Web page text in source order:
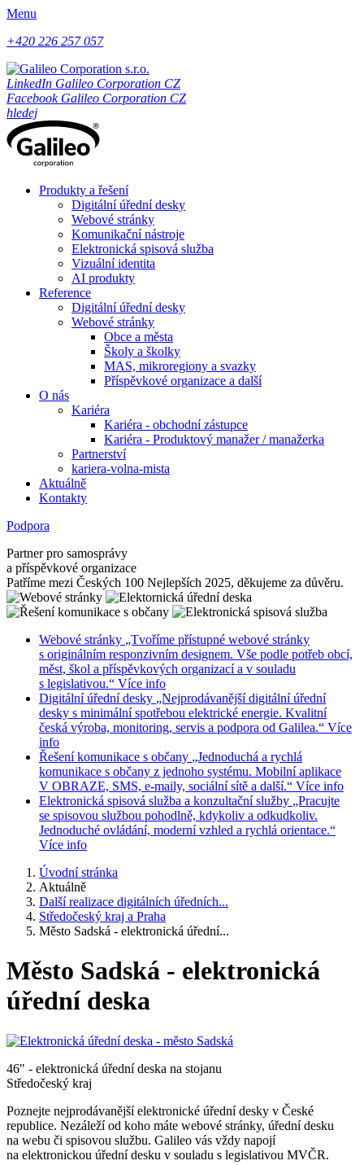
Menu
+420 226 257 057
LinkedIn Galileo Corporation CZ
Facebook Galileo Corporation CZ
hledej
Produkty a řešení
Digitální úřední desky
Webové stránky
Komunikační nástroje
Elektronická spisová služba
Vizuální identita
AI produkty
Reference
Digitální úřední desky
Webové stránky
Obce a města
Školy a školky
MAS, mikroregiony a svazky
Příspěvkové organizace a další
O nás
Kariéra
Kariéra - obchodní zástupce
Kariéra - Produktový manažer / manažerka
Partnerství
kariera-volna-mista
Aktuálně
Kontakty
Podpora
Partner pro samosprávy
a příspěvkové organizace
Patříme mezi Českých 100 Nejlepších 2025, děkujeme za důvěru.
Webové stránky „Tvoříme přístupné webové stránky
s originálním responzivním designem. Vše podle potřeb obcí,
měst, škol a příspěvkových organizací a v souladu
s legislativou.“ Více info
Digitální úřední desky „Nejprodávanější digitální úřední
desky s minimální spotřebou elektrické energie. Kvalitní
česká výroba, monitoring, servis a podpora od Galilea.“ Více
info
Řešení komunikace s občany „Jednoduchá a rychlá
komunikace s občany z jednoho systému. Mobilní aplikace
V OBRAZE, SMS, e-maily, sociální sítě a další.“ Více info
Elektronická spisová služba a konzultační služby „Pracujte
se spisovou službou pohodlně, kdykoliv a odkudkoliv.
Jednoduché ovládání, moderní vzhled a rychlá orientace.“
Více info
Úvodní stránka
Aktuálně
Další realizace digitálních úředních...
Středočeský kraj a Praha
Město Sadská - elektronická úřední...
Město Sadská - elektronická
úřední deska
46" - elektronická úřední deska na stojanu
Středočeský kraj
Poznejte nejprodávanější elektronické úřední desky v České
republice. Nezáleží od koho máte webové stránky, úřední desku
na webu či spisovou službu. Galileo vás vždy napojí
na elektronickou úřední desku v souladu s legislativou MVČR.